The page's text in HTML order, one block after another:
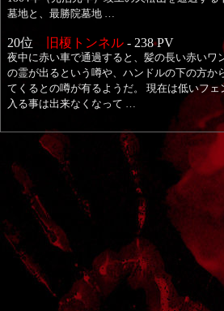
墓地と、最勝院墓地 …
20位 旧榎トンネル - 238 PV
夜中に赤い車で通過すると、髪の長い赤いワ
の霊が出るという噂や、ハンドルの下の方か
てくるとの噂が有るようだ。 現在は低いフ
入る事は出来なくなって …